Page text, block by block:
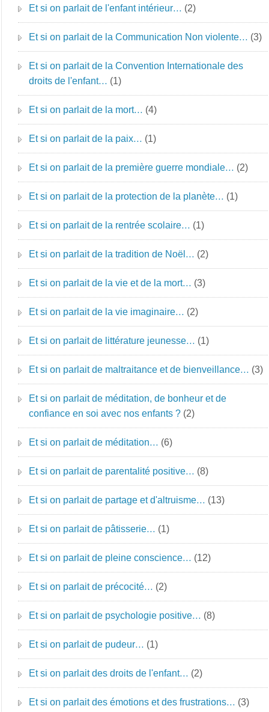
Et si on parlait de l'enfant intérieur… (2)
Et si on parlait de la Communication Non violente… (3)
Et si on parlait de la Convention Internationale des
droits de l'enfant… (1)
Et si on parlait de la mort… (4)
Et si on parlait de la paix… (1)
Et si on parlait de la première guerre mondiale… (2)
Et si on parlait de la protection de la planète… (1)
Et si on parlait de la rentrée scolaire… (1)
Et si on parlait de la tradition de Noël… (2)
Et si on parlait de la vie et de la mort… (3)
Et si on parlait de la vie imaginaire… (2)
Et si on parlait de littérature jeunesse… (1)
Et si on parlait de maltraitance et de bienveillance… (3)
Et si on parlait de méditation, de bonheur et de
confiance en soi avec nos enfants ? (2)
Et si on parlait de méditation… (6)
Et si on parlait de parentalité positive… (8)
Et si on parlait de partage et d'altruisme… (13)
Et si on parlait de pâtisserie… (1)
Et si on parlait de pleine conscience… (12)
Et si on parlait de précocité… (2)
Et si on parlait de psychologie positive… (8)
Et si on parlait de pudeur… (1)
Et si on parlait des droits de l'enfant… (2)
Et si on parlait des émotions et des frustrations… (3)